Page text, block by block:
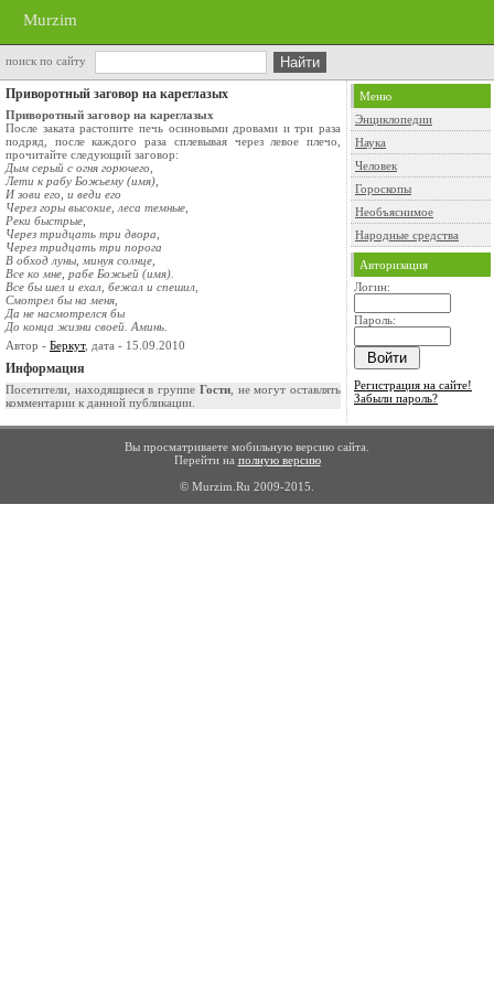
Murzim
поиск по сайту
Приворотный заговор на кареглазых
Приворотный заговор на кареглазых
После заката растопите печь осиновыми дровами и три раза
подряд, после каждого раза сплевывая через левое плечо,
прочитайте следующий заговор:
Дым серый с огня горючего,
Лети к рабу Божьему (имя),
И зови его, и веди его
Через горы высокие, леса темные,
Реки быстрые,
Через тридцать три двора,
Через тридцать три порога
В обход луны, минуя солнце,
Все ко мне, рабе Божьей (имя).
Все бы шел и ехал, бежал и спешил,
Смотрел бы на меня,
Да не насмотрелся бы
До конца жизни своей. Аминь.
Автор - Беркут, дата - 15.09.2010
Информация
Посетители, находящиеся в группе Гости, не могут оставлять
комментарии к данной публикации.
Меню
Энциклопедии
Наука
Человек
Гороскопы
Необъяснимое
Народные средства
Авторизация
Логин:
Пароль:
Регистрация на сайте!
Забыли пароль?
Вы просматриваете мобильную версию сайта.
Перейти на полную версию
© Murzim.Ru 2009-2015.